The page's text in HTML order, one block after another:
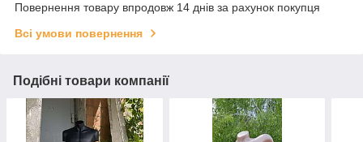
Повернення товару впродовж 14 днів за рахунок покупця
Всі умови повернення
Подібні товари компанії